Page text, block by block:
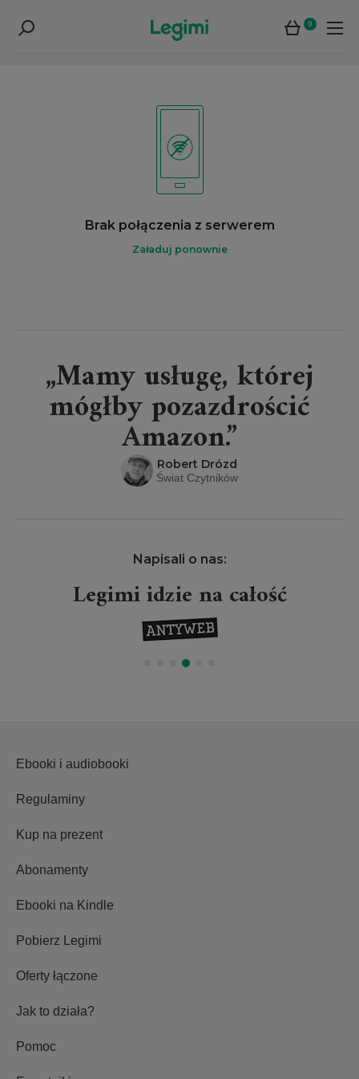
0
Brak połączenia z serwerem
Załaduj ponownie
„Mamy usługę, której
mógłby pozazdrościć
Amazon.”
Robert Drózd
Świat Czytników
Napisali o nas:
Legimi idzie na całość
Ebooki i audiobooki
Regulaminy
Kup na prezent
Abonamenty
Ebooki na Kindle
Pobierz Legimi
Oferty łączone
Jak to działa?
Pomoc